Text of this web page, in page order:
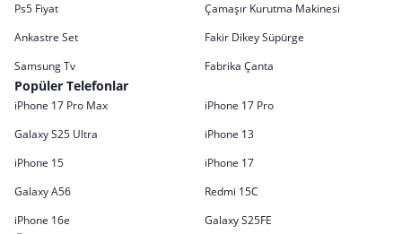
Ps5 Fiyat
Çamaşır Kurutma Makinesi
Ankastre Set
Fakir Dikey Süpürge
Samsung Tv
Fabrika Çanta
Popüler Telefonlar
iPhone 17 Pro Max
iPhone 17 Pro
Galaxy S25 Ultra
iPhone 13
iPhone 15
iPhone 17
Galaxy A56
Redmi 15C
iPhone 16e
Galaxy S25FE